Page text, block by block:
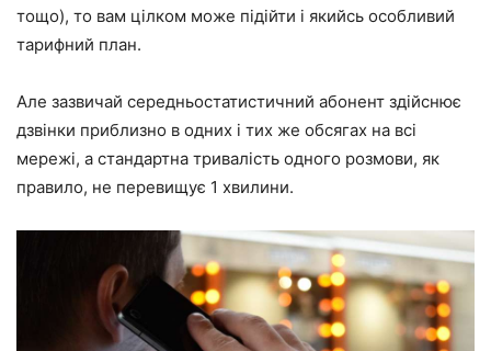
тощо), то вам цілком може підійти і якийсь особливий
тарифний план.
Але зазвичай середньостатистичний абонент здійснює
дзвінки приблизно в одних і тих же обсягах на всі
мережі, а стандартна тривалість одного розмови, як
правило, не перевищує 1 хвилини.